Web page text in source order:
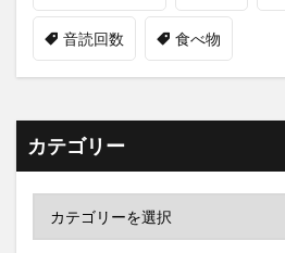
音読回数 食べ物
カテゴリー